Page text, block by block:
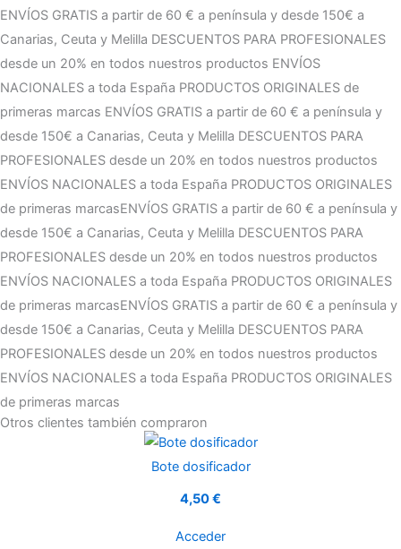
ENVÍOS GRATIS a partir de 60 € a península y desde 150€ a
Canarias, Ceuta y Melilla DESCUENTOS PARA PROFESIONALES
desde un 20% en todos nuestros productos ENVÍOS
NACIONALES a toda España PRODUCTOS ORIGINALES de
primeras marcas ENVÍOS GRATIS a partir de 60 € a península y
desde 150€ a Canarias, Ceuta y Melilla DESCUENTOS PARA
PROFESIONALES desde un 20% en todos nuestros productos
ENVÍOS NACIONALES a toda España PRODUCTOS ORIGINALES
de primeras marcasENVÍOS GRATIS a partir de 60 € a península y
desde 150€ a Canarias, Ceuta y Melilla DESCUENTOS PARA
PROFESIONALES desde un 20% en todos nuestros productos
ENVÍOS NACIONALES a toda España PRODUCTOS ORIGINALES
de primeras marcasENVÍOS GRATIS a partir de 60 € a península y
desde 150€ a Canarias, Ceuta y Melilla DESCUENTOS PARA
PROFESIONALES desde un 20% en todos nuestros productos
ENVÍOS NACIONALES a toda España PRODUCTOS ORIGINALES
de primeras marcas
Otros clientes también compraron
Bote dosificador
4,50 €
Acceder